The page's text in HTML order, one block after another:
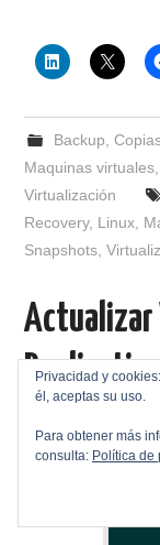
Backup
Maquinas virtuales
Virtualización
Recovery, Linux
Snapshots ,
Actualizar
Publicada en23/
Privacidad y
él, aceptas su uso.
Para obtener más
consulta: Política de